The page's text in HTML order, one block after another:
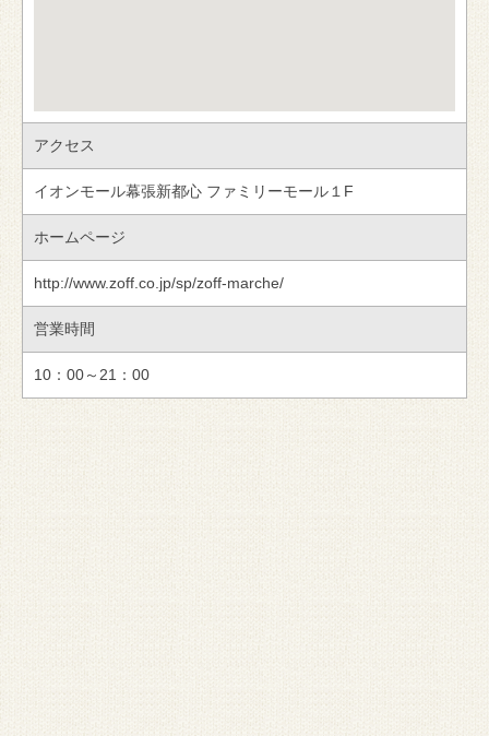
アクセス
イオンモール幕張新都心 ファミリーモール１F
ホームページ
http://www.zoff.co.jp/sp/zoff-marche/
営業時間
10：00～21：00